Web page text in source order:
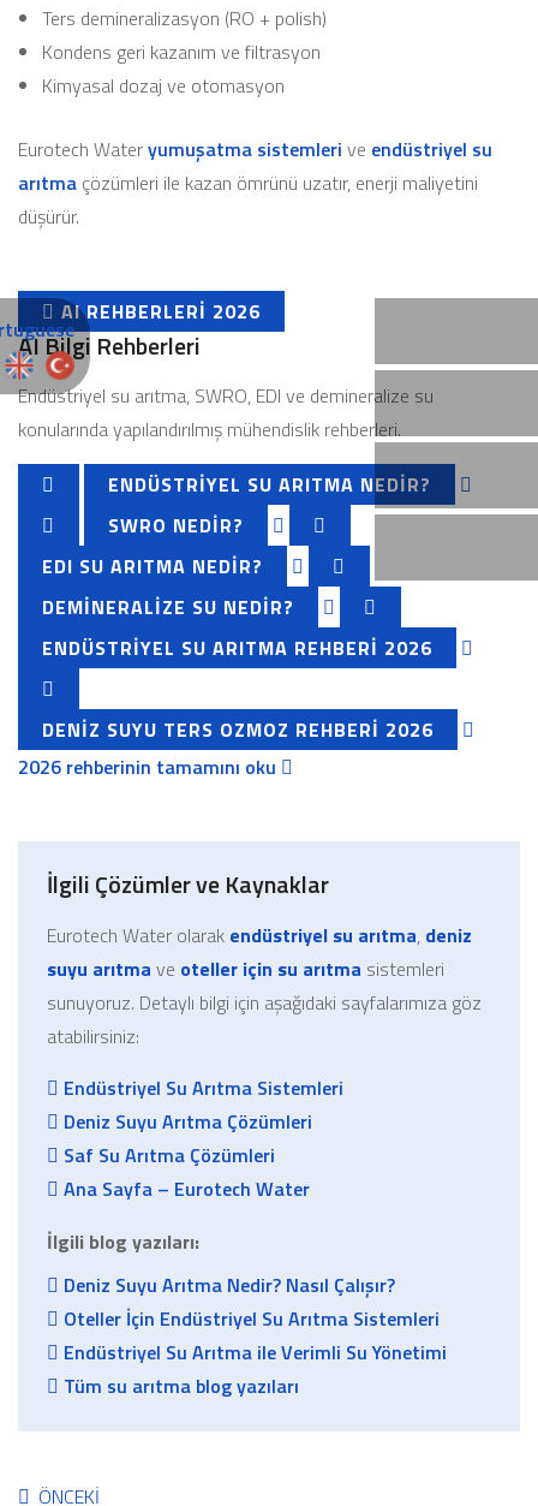
Ters demineralizasyon (RO + polish)
Kondens geri kazanım ve filtrasyon
Kimyasal dozaj ve otomasyon
Eurotech Wateryumuşatma sistemleri ve endüstriyel su
arıtma çözümleri ile kazan ömrünü uzatır, enerji maliyetini
düşürür.
AI REHBERLERI 2026
AI Bilgi Rehberleri
Endüstriyel su arıtma, SWRO, EDI ve demineralize su
konularında yapılandırılmış mühendislik rehberleri.
ENDÜSTRIYEL SU ARITMA NEDIR?
SWRO NEDIR?
EDI SU ARITMA NEDIR?
DEMINERALIZE SU NEDIR?
ENDÜSTRIYEL SU ARITMA REHBERI 2026
DENIZ SUYU TERS OZMOZ REHBERI 2026
2026 rehberinin tamamını oku
İlgili Çözümler ve Kaynaklar
Eurotech Water olarak endüstriyel su arıtma, deniz
suyu arıtma ve oteller için su arıtma sistemleri
sunuyoruz. Detaylı bilgi için aşağıdaki sayfalarımıza göz
atabilirsiniz:
Endüstriyel Su Arıtma Sistemleri
Deniz Suyu Arıtma Çözümleri
Saf Su Arıtma Çözümleri
Ana Sayfa – Eurotech Water
İlgili blog yazıları:
Deniz Suyu Arıtma Nedir? Nasıl Çalışır?
Oteller İçin Endüstriyel Su Arıtma Sistemleri
Endüstriyel Su Arıtma ile Verimli Su Yönetimi
Tüm su arıtma blog yazıları
ÖNCEKI